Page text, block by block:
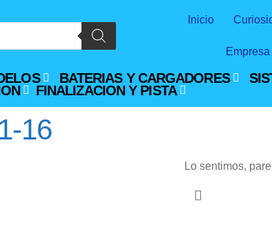
Inicio
Empresa
BATERIAS Y CARGADORES
FINALIZACION Y PISTA
16
Lo sentimos,